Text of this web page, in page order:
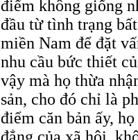
điểm không giống
đầu từ tình trạng
miền Nam để đặt
nhu cầu bức thiết
vậy mà họ thừa
sản, cho đó chỉ là
điểm căn bản ấy,